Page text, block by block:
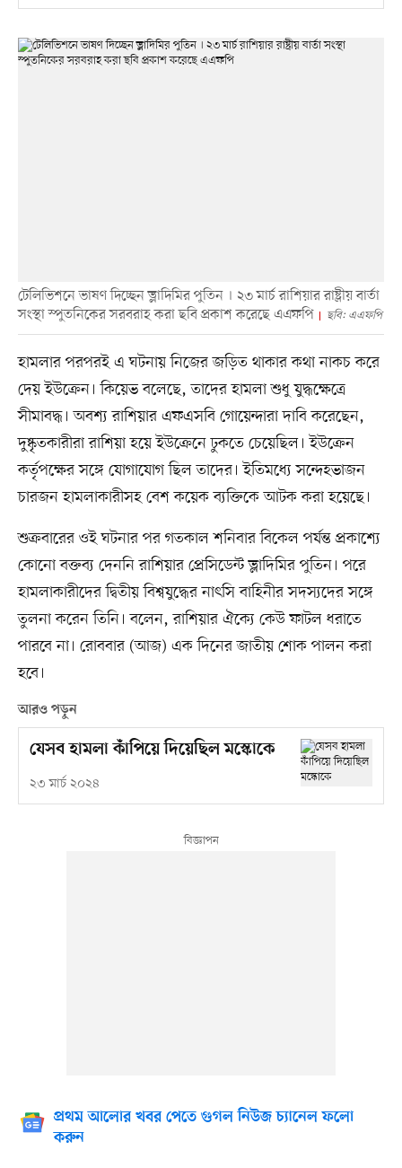
টেলিভিশনে ভাষণ দিচ্ছেন ভ্লাদিমির পুতিন । ২৩ মার্চ রাশিয়ার রাষ্ট্রীয় বার্তা
সংস্থা স্পুতনিকের সরবরাহ করা ছবি প্রকাশ করেছে এএফপি
ছবি: এএফপি
হামলার পরপরই এ ঘটনায় নিজের জড়িত থাকার কথা নাকচ করে
দেয় ইউক্রেন। কিয়েভ বলেছে, তাদের হামলা শুধু যুদ্ধক্ষেত্রে
সীমাবদ্ধ। অবশ্য রাশিয়ার এফএসবি গোয়েন্দারা দাবি করেছেন,
দুষ্কৃতকারীরা রাশিয়া হয়ে ইউক্রেনে ঢুকতে চেয়েছিল। ইউক্রেন
কর্তৃপক্ষের সঙ্গে যোগাযোগ ছিল তাদের। ইতিমধ্যে সন্দেহভাজন
চারজন হামলাকারীসহ বেশ কয়েক ব্যক্তিকে আটক করা হয়েছে।
শুক্রবারের ওই ঘটনার পর গতকাল শনিবার বিকেল পর্যন্ত প্রকাশ্যে
কোনো বক্তব্য দেননি রাশিয়ার প্রেসিডেন্ট ভ্লাদিমির পুতিন। পরে
হামলাকারীদের দ্বিতীয় বিশ্বযুদ্ধের নাৎসি বাহিনীর সদস্যদের সঙ্গে
তুলনা করেন তিনি। বলেন, রাশিয়ার ঐক্যে কেউ ফাটল ধরাতে
পারবে না। রোববার (আজ) এক দিনের জাতীয় শোক পালন করা
হবে।
আরও পড়ুন
যেসব হামলা কাঁপিয়ে দিয়েছিল মস্কোকে
২৩ মার্চ ২০২৪
প্রথম আলোর খবর পেতে গুগল নিউজ চ্যানেল ফলো
করুন